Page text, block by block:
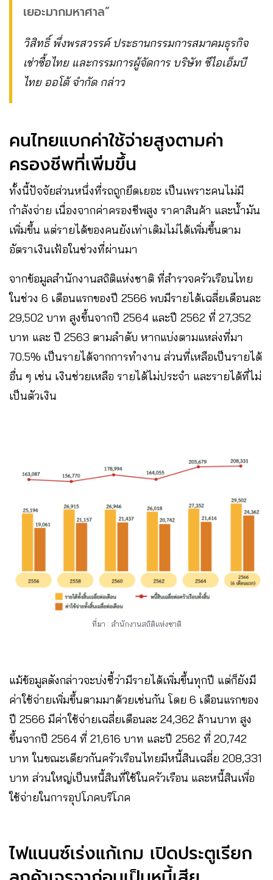
เยอะมากมหาศาล”
วิสิทธิ์ พึ่งพรสวรรค์ ประธานกรรมการสมาคมธุรกิจ
เช่าซื้อไทย และกรรมการผู้จัดการ บริษัท ซีไอเอ็มบี
ไทย ออโต้ จำกัด กล่าว
คนไทยแบกค่าใช้จ่ายสูงตามค่า
ครองชีพที่เพิ่มขึ้น
ทั้งนี้ปัจจัยส่วนหนึ่งที่รถถูกยึดเยอะ เป็นเพราะคนไม่มี
กำลังจ่าย เนื่องจากค่าครองชีพสูง ราคาสินค้า และน้ำมัน
เพิ่มขึ้น แต่รายได้ของคนยังเท่าเดิมไม่ได้เพิ่มขึ้นตาม
อัตราเงินเฟ้อในช่วงที่ผ่านมา
จากข้อมูลสำนักงานสถิติแห่งชาติ ที่สำรวจครัวเรือนไทย
ในช่วง 6 เดือนแรกของปี 2566 พบมีรายได้เฉลี่ยเดือนละ
29,502 บาท สูงขึ้นจากปี 2564 และปี 2562 ที่ 27,352
บาท และ ปี 2563 ตามลำดับ หากแบ่งตามแหล่งที่มา
70.5% เป็นรายได้จากการทำงาน ส่วนที่เหลือเป็นรายได้
อื่น ๆ เช่น เงินช่วยเหลือ รายได้ไม่ประจำ และรายได้ที่ไม่
เป็นตัวเงิน
ที่มา : สำนักงานสถิติแห่งชาติ
แม้ข้อมูลดังกล่าวจะบ่งชี้ว่ามีรายได้เพิ่มขึ้นทุกปี แต่ก็ยังมี
ค่าใช้จ่ายเพิ่มขึ้นตามมาด้วยเช่นกัน โดย 6 เดือนแรกของ
ปี 2566 มีค่าใช้จ่ายเฉลี่ยเดือนละ 24,362 ล้านบาท สูง
ขึ้นจากปี 2564 ที่ 21,616 บาท และปี 2562 ที่ 20,742
บาท ในขณะเดียวกันครัวเรือนไทยมีหนี้สินเฉลี่ย 208,331
บาท ส่วนใหญ่เป็นหนี้สินที่ใช้ในครัวเรือน และหนี้สินเพื่อ
ใช้จ่ายในการอุปโภคบริโภค
ไฟแนนซ์เร่งแก้เกม เปิดประตูเรียก